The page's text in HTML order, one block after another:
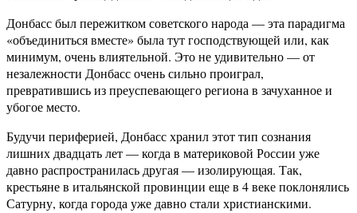
Донбасс был пережитком советского народа — эта парадигма
«объединиться вместе» была тут господствующей или, как
минимум, очень влиятельной. Это не удивительно — от
незалежности Донбасс очень сильно проиграл,
превратившись из преуспевающего региона в зачуханное и
убогое место.
Будучи периферией, Донбасс хранил этот тип сознания
лишних двадцать лет — когда в материковой России уже
давно распространилась другая — изолирующая. Так,
крестьяне в итальянской провинции еще в 4 веке поклонялись
Сатурну, когда города уже давно стали христианскими.